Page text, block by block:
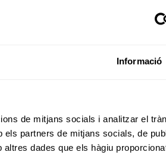
Informació
de mitjans socials i analitzar el
partners de mitjans socials, de
dades que els hàgiu
formaran part de la
legals.
una obligació legal.
oposar-se, limitar,
de control competent